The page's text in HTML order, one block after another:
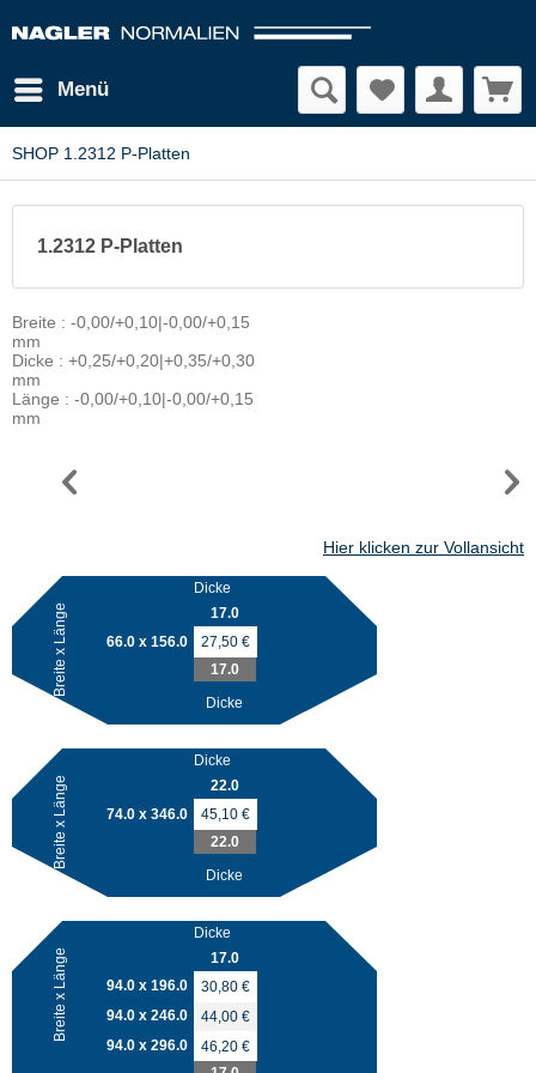
Menü
SHOP 1.2312 P-Platten
1.2312 P-Platten
Breite : -0,00/+0,10|-0,00/+0,15
mm
Dicke : +0,25/+0,20|+0,35/+0,30
mm
Länge : -0,00/+0,10|-0,00/+0,15
mm
Hier klicken zur Vollansicht
Dicke
17.0
Breite x Länge 66.0 x 156.0
27,50 €
17.0
Dicke
Dicke
22.0
Breite x Länge 74.0 x 346.0
45,10 €
22.0
Dicke
Dicke
17.0
Breite x Länge 94.0 x 196.0
30,80 €
94.0 x 246.0
44,00 €
94.0 x 296.0
46,20 €